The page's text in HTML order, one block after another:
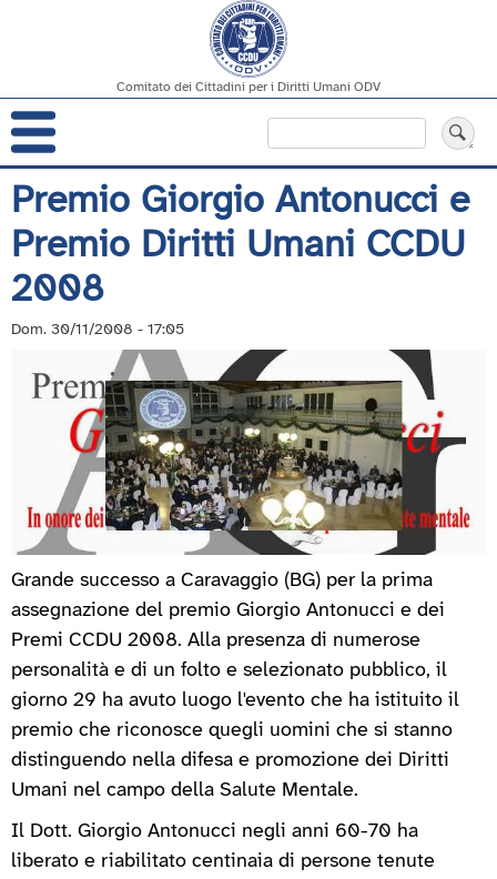
Salta
al
contenuto
principale
Comitato dei Cittadini per i Diritti Umani ODV
Navigazione
principale
Premio Giorgio Antonucci e
Premio Diritti Umani CCDU
2008
Dom. 30/11/2008 - 17:05
Grande successo a Caravaggio (BG) per la prima
assegnazione del premio Giorgio Antonucci e dei
Premi CCDU 2008. Alla presenza di numerose
personalità e di un folto e selezionato pubblico, il
giorno 29 ha avuto luogo l'evento che ha istituito il
premio che riconosce quegli uomini che si stanno
distinguendo nella difesa e promozione dei Diritti
Umani nel campo della Salute Mentale.
Il Dott. Giorgio Antonucci negli anni 60-70 ha
liberato e riabilitato centinaia di persone tenute